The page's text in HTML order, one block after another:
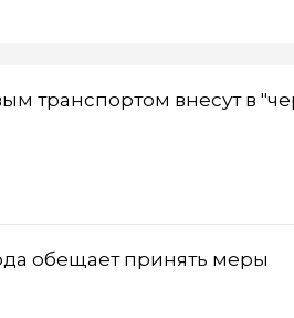
транспортом внесут в
обещает принять меры